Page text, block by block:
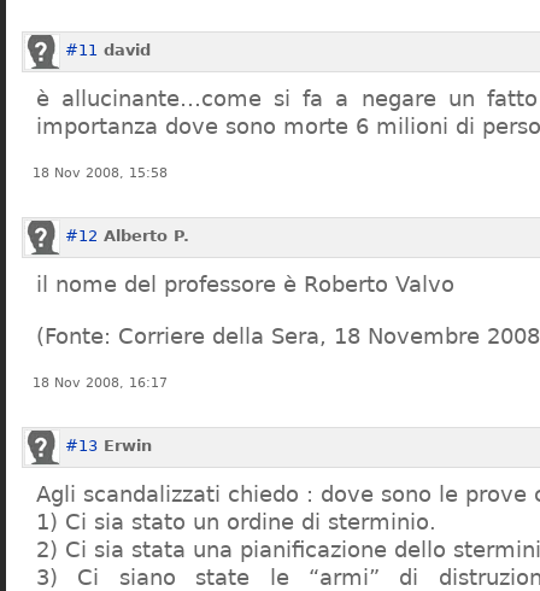
#11 david
è allucinante…come si fa a negare un
importanza dove sono morte 6 milioni di
18 Nov 2008, 15:58
#12 Alberto P.
il nome del professore è Roberto Valvo
(Fonte: Corriere della Sera, 18 Novembre
18 Nov 2008, 16:17
#13 Erwin
Agli scandalizzati chiedo : dove sono le prove
1) Ci sia stato un ordine di sterminio.
2) Ci sia stata una pianificazione dello
3) Ci siano state le “armi” di